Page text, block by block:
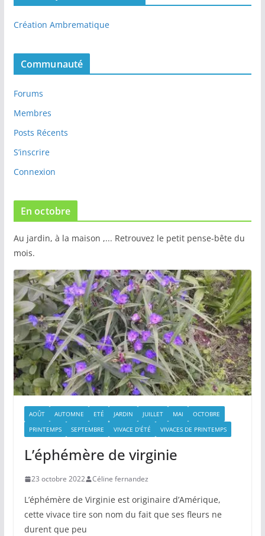
Création Ambrematique
Communauté
Forums
Membres
Posts Récents
S’inscrire
Connexion
En octobre
Au jardin, à la maison ,... Retrouvez le petit pense-bête du
mois.
AOÛT AUTOMNE ETÉ JARDIN JUILLET MAI
OCTOBRE
PRINTEMPS
SEPTEMBRE VIVACE D'ÉTÉ VIVACES DE PRINTEMPS
L’éphémère de virginie
23 octobre 2022 Céline fernandez
L’éphémère de Virginie est originaire d’Amérique,
cette vivace tire son nom du fait que ses fleurs ne
durent que peu